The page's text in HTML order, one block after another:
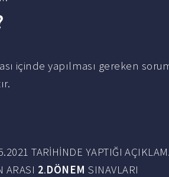
içinde yapılması gereken
TARİHİNDE YAPTIĞI
ARASI 2.DÖNEM SINAVLARI